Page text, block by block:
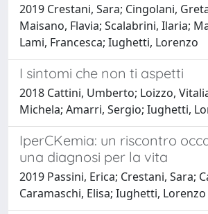
2019 Crestani, Sara; Cingolani,
Maisano, Flavia; Scalabrini, Ilaria;
Lami, Francesca; Iughetti, Lorenzo
I sintomi che non ti aspetti
2018 Cattini, Umberto; Loizzo,
Michela; Amarri, Sergio; Iughetti,
IperCKemia: un riscontro
una diagnosi per la vita
2019 Passini, Erica; Crestani, Sara;
Caramaschi, Elisa; Iughetti, Lorenzo